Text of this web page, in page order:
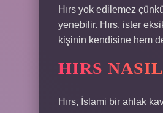
Hırs yok edilemez
yenebilir. Hırs, ister
kişinin kendisine hem
HIRS
Hırs, İslami bir ahlak